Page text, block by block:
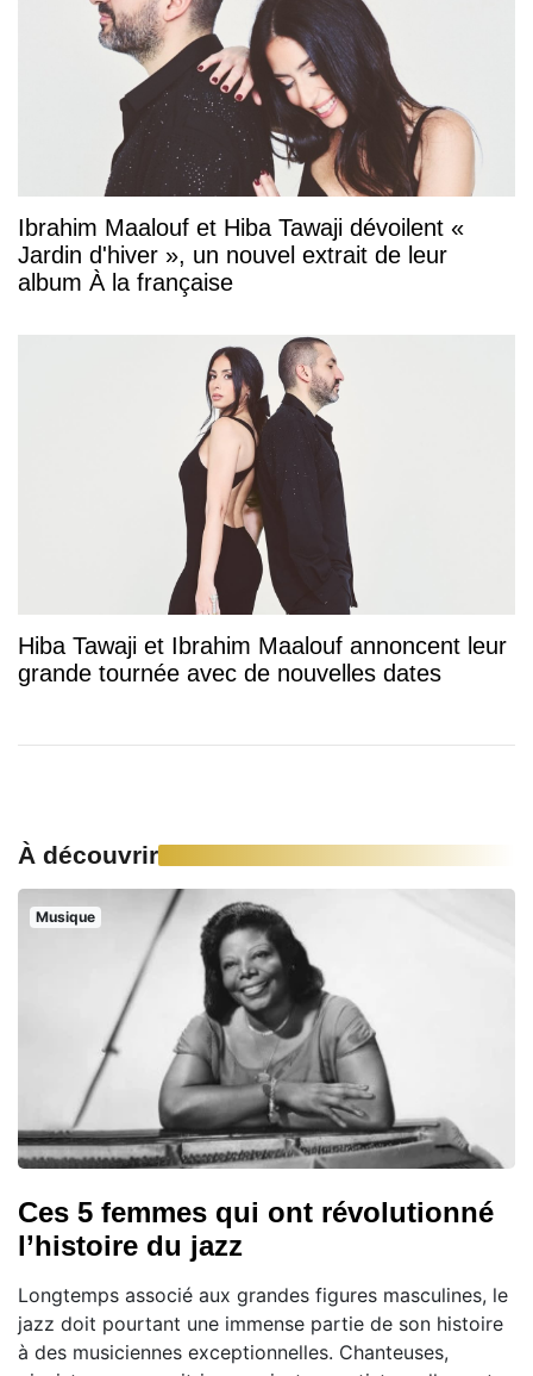
Ibrahim Maalouf et Hiba Tawaji dévoilent «
Jardin d'hiver », un nouvel extrait de leur
album À la française
Hiba Tawaji et Ibrahim Maalouf annoncent leur
grande tournée avec de nouvelles dates
À découvrir
Musique
Ces 5 femmes qui ont révolutionné
l’histoire du jazz
Longtemps associé aux grandes figures masculines, le
jazz doit pourtant une immense partie de son histoire
à des musiciennes exceptionnelles. Chanteuses,